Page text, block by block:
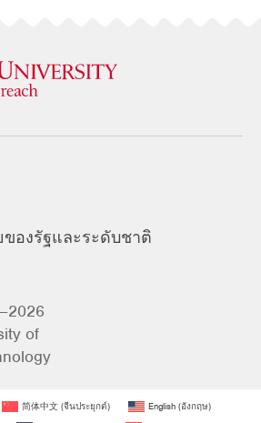
องรัฐและระดับชาติ
of
简体中文 (จีนประยุกต์) English (อังกฤษ)